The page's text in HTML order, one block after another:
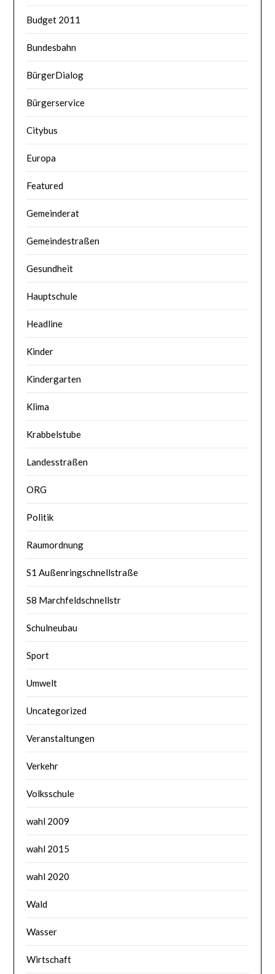
Budget 2011
Bundesbahn
BürgerDialog
Bürgerservice
Citybus
Europa
Featured
Gemeinderat
Gemeindestraßen
Gesundheit
Hauptschule
Headline
Kinder
Kindergarten
Klima
Krabbelstube
Landesstraßen
ORG
Politik
Raumordnung
S1 Außenringschnellstraße
S8 Marchfeldschnellstr
Schulneubau
Sport
Umwelt
Uncategorized
Veranstaltungen
Verkehr
Volksschule
wahl 2009
wahl 2015
wahl 2020
Wald
Wasser
Wirtschaft